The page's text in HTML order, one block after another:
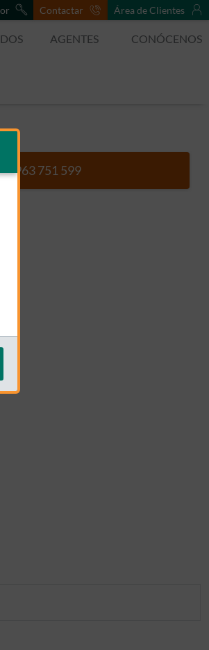
Contactar Área de Clientes
AGENTES CONÓCENOS
963 751 599
Llamar a EUROFINS